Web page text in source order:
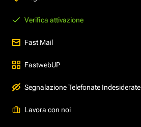
Verifica attivazione
Fast Mail
FastwebUP
Segnalazione Telefonate Indesiderate
Lavora con noi